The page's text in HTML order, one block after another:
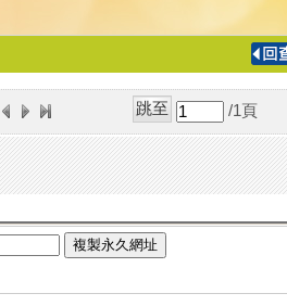
導
/1 頁
複製永久網址